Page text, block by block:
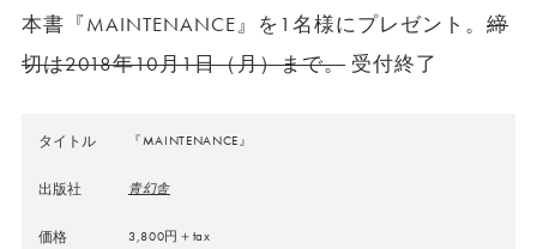
本書『MAINTENANCE』を1名様にプレゼント。締
切は2018年10月1日（月）まで。 受付終了
タイトル 『MAINTENANCE』
出版社 青幻舎
価格 3,800円＋tax